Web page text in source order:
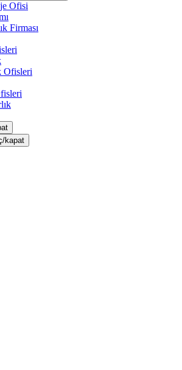
Ofisi
Firması
Ofisleri
kapat